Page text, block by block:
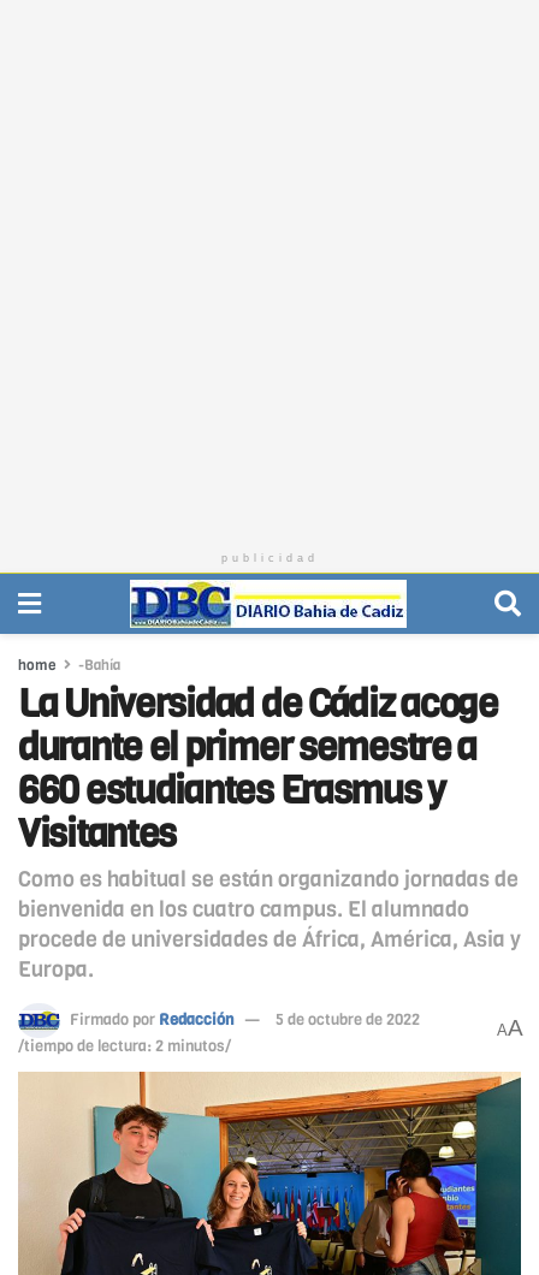
publicidad
home -Bahía
La Universidad de Cádiz acoge
durante el primer semestre a
660 estudiantes Erasmus y
Visitantes
Como es habitual se están organizando jornadas de
bienvenida en los cuatro campus. El alumnado
procede de universidades de África, América, Asia y
Europa.
Firmado por Redacción
5 de octubre de 2022
/tiempo de lectura: 2 minutos/
AA